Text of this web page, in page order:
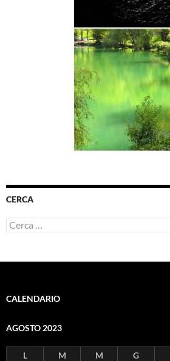
CERCA
Ricerca
per:
CALENDARIO
AGOSTO 2023
L M M G